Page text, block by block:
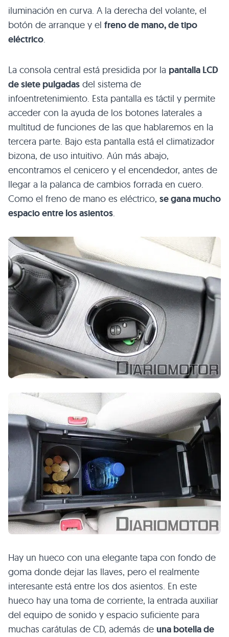
iluminación en curva. A la derecha del volante, el
botón de arranque y el freno de mano, de tipo
eléctrico.
La consola central está presidida por la pantalla LCD
de siete pulgadas del sistema de
infoentretenimiento. Esta pantalla es táctil y permite
acceder con la ayuda de los botones laterales a
multitud de funciones de las que hablaremos en la
tercera parte. Bajo esta pantalla está el climatizador
bizona, de uso intuitivo. Aún más abajo,
encontramos el cenicero y el encendedor, antes de
llegar a la palanca de cambios forrada en cuero.
Como el freno de mano es eléctrico, se gana mucho
espacio entre los asientos.
Hay un hueco con una elegante tapa con fondo de
goma donde dejar las llaves, pero el realmente
interesante está entre los dos asientos. En este
hueco hay una toma de corriente, la entrada auxiliar
del equipo de sonido y espacio suficiente para
muchas carátulas de CD, además de una botella de